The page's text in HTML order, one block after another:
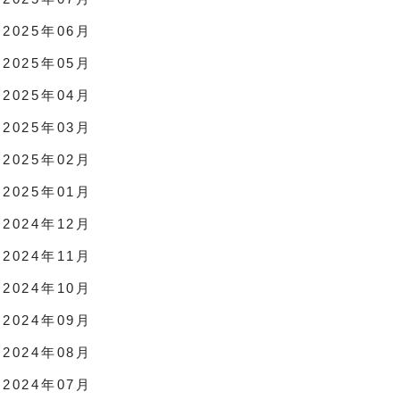
2025年06月
2025年05月
2025年04月
2025年03月
2025年02月
2025年01月
2024年12月
2024年11月
2024年10月
2024年09月
2024年08月
2024年07月